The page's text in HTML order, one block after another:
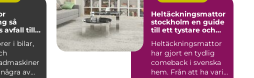
avfall till
i bilar,
av
Heltäckningsmattor
stockholm en guide
till ett tystare och
Heltäckningsmattor
har gjort en tydlig
comeback i svenska
hem. Från att ha varit